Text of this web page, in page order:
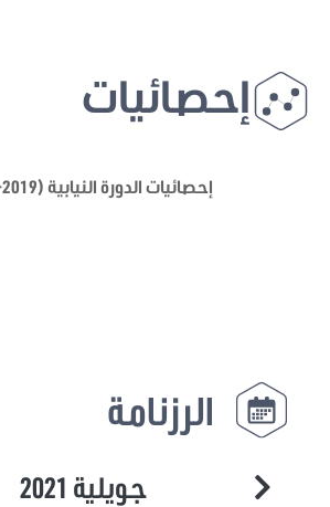
إحصائيات
إحصائيات الدورة النيابية (2019-2024)
الرزنامة
جويلية 2021